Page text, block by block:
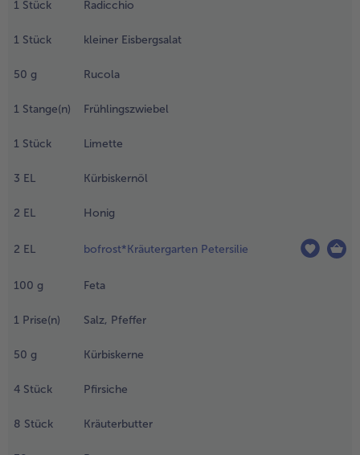
1 Stück Radicchio
1 Stück kleiner Eisbergsalat
50 g Rucola
1 Stange(n) Frühlingszwiebel
1 Stück Limette
3 EL Kürbiskernöl
2 EL Honig
2 EL bofrost*Kräutergarten Petersilie
100 g Feta
1 Prise(n) Salz, Pfeffer
50 g Kürbiskerne
4 Stück Pfirsiche
8 Stück Kräuterbutter
und
Radicchio
in
Den
und
Aus